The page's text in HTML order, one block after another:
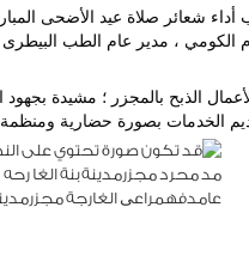
الخدمات بصورة حضارية ومنظمة